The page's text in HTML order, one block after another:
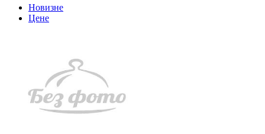
Новизне
Цене